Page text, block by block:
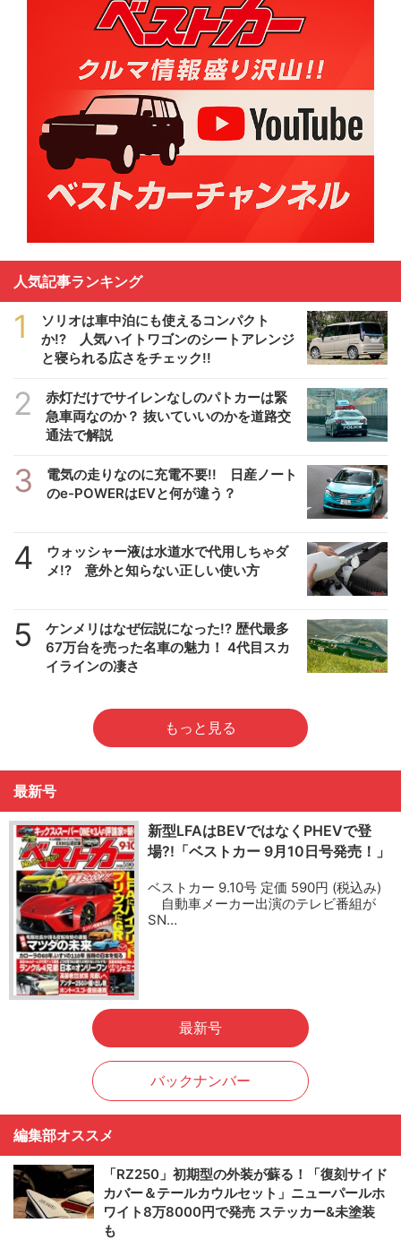
人気記事ランキング
1
ソリオは車中泊にも使えるコンパクト
か!? 人気ハイトワゴンのシートアレンジ
と寝られる広さをチェック!!
2
赤灯だけでサイレンなしのパトカーは緊
急車両なのか？ 抜いていいのかを道路交
通法で解説
3
電気の走りなのに充電不要!! 日産ノート
のe-POWERはEVと何が違う？
4
ウォッシャー液は水道水で代用しちゃダ
メ!? 意外と知らない正しい使い方
5
ケンメリはなぜ伝説になった!? 歴代最多
67万台を売った名車の魅力！ 4代目スカ
イラインの凄さ
もっと見る
最新号
新型LFAはBEVではなくPHEVで登
場?!「ベストカー 9月10日号発売！」
ベストカー 9.10号 定価 590円 (税込み)
自動車メーカー出演のテレビ番組が
SN…
最新号
バックナンバー
編集部オススメ
「RZ250」初期型の外装が蘇る！「復刻サイド
カバー＆テールカウルセット」ニューパールホ
ワイト8万8000円で発売 ステッカー&未塗装
も